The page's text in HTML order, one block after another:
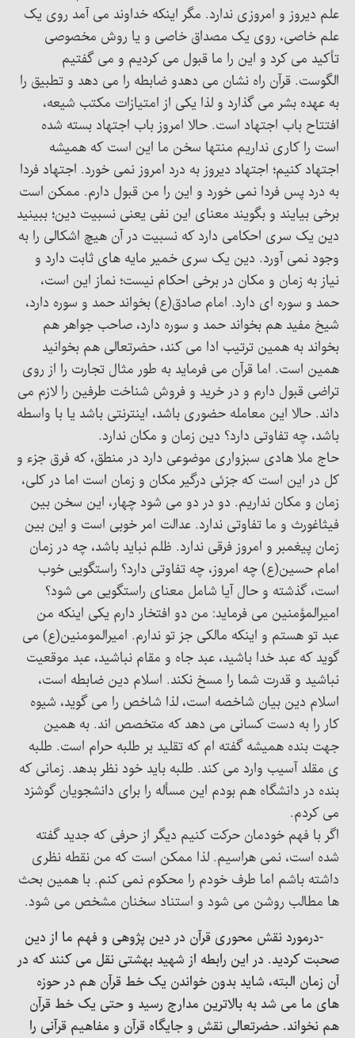
علم دیروز و امروزی ندارد. مگر اینکه خداوند می آمد روی یک
علم خاصی، روی یک مصداق خاصی و یا روش مخصوصی
تأکید می کرد و این را ما قبول می کردیم و می گفتیم
الگوست. قرآن راه نشان می دهدو ضابطه را می دهد و تطبیق را
به عهده بشر می گذارد و لذا یکی از امتیازات مکتب شیعه،
افتتاح باب اجتهاد است. حالا امروز باب اجتهاد بسته شده
است را کاری نداریم منتها سخن ما این است که همیشه
اجتهاد کنیم؛ اجتهاد دیروز به درد امروز نمی خورد. اجتهاد فردا
به درد پس فردا نمی خورد و این را من قبول دارم. ممکن است
برخی بیایند و بگویند معنای این نفی یعنی نسبیت دین؛ ببینید
دین یک سری احکامی دارد که نسبیت در آن هیچ اشکالی را به
وجود نمی آورد. دین یک سری خمیر مایه های ثابت دارد و
نیاز به زمان و مکان در برخی احکام نیست؛ نماز این است،
حمد و سوره ای دارد. امام صادق(ع) بخواند حمد و سوره دارد،
شیخ مفید هم بخواند حمد و سوره دارد، صاحب جواهر هم
بخواند به همین ترتیب ادا می کند، حضرتعالی هم بخوانید
همین است. اما قرآن می فرماید به طور مثال تجارت را از روی
تراضی قبول دارم و در خرید و فروش شناخت طرفین را لازم می
داند. حالا این معامله حضوری باشد، اینترنتی باشد یا با واسطه
باشد، چه تفاوتی دارد؟ دین زمان و مکان ندارد.
حاج ملا هادی سبزواری موضوعی دارد در منطق، که فرق جزء و
کل در این است که جزئی درگیر مکان و زمان است اما در کلی،
زمان و مکان نداریم. دو در دو می شود چهار، این سخن بین
فیثاغورث و ما تفاوتی ندارد. عدالت امر خوبی است و این بین
زمان پیغمبر و امروز فرقی ندارد. ظلم نباید باشد، چه در زمان
امام حسین(ع) چه امروز، چه تفاوتی دارد؟ راستگویی خوب
است، گذشته و حال آیا شامل معنای راستگویی می شود؟
امیرالمؤمنین می فرماید: من دو افتخار دارم یکی اینکه من
عبد تو هستم و اینکه مالکی جز تو ندارم. امیرالمومنین(ع) می
گوید که عبد خدا باشید، عبد جاه و مقام نباشید، عبد موقعیت
نباشید و قدرت شما را مسخ نکند. اسلام دین ضابطه است،
اسلام دین بیان شاخصه است، لذا شاخص را می گوید، شیوه
کار را به دست کسانی می دهد که متخصص اند. به همین
جهت بنده همیشه گفته ام که تقلید بر طلبه حرام است. طلبه
ی مقلد آسیب وارد می کند. طلبه باید خود نظر بدهد. زمانی که
بنده در دانشگاه هم بودم این مسأله را برای دانشجویان گوشزد
می کردم.
اگر با فهم خودمان حرکت کنیم دیگر از حرفی که جدید گفته
شده است، نمی هراسیم. لذا ممکن است که من نقطه نظری
داشته باشم اما طرف خودم را محکوم نمی کنم. با همین بحث
ها مطالب روشن می شود و استناد سخنان مشخص می شود.
-درمورد نقش محوری قرآن در دین پژوهی و فهم ما از دین
صحبت کردید. در این رابطه از شهید بهشتی نقل می کنند که در
آن زمان البته، شاید بدون خواندن یک خط قرآن هم در حوزه
های ما می شد به بالاترین مدارج رسید و حتی یک خط قرآن
هم نخواند. حضرتعالی نقش و جایگاه قرآن و مفاهیم قرآنی را